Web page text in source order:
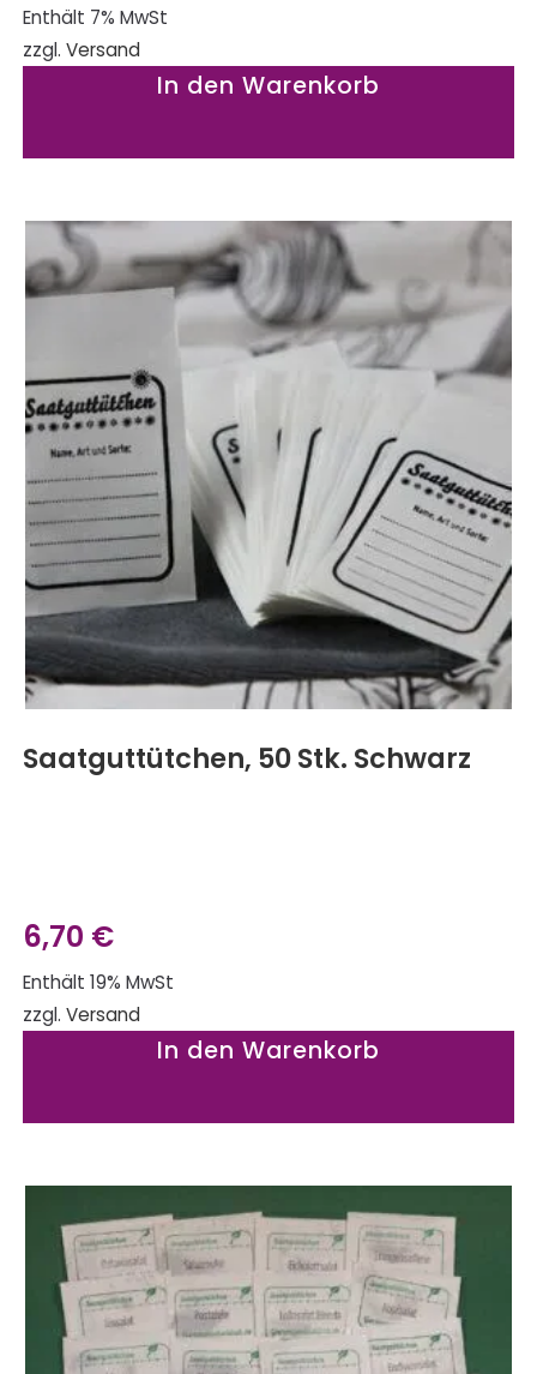
Enthält 7% MwSt
zzgl. Versand
In den Warenkorb
Saatguttütchen, 50 Stk. Schwarz
6,70 €
Enthält 19% MwSt
zzgl. Versand
In den Warenkorb